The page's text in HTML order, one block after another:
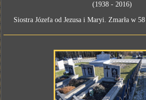
(1938 - 2016)
Siostra Józefa od Jezusa i Maryi. Zmarła w